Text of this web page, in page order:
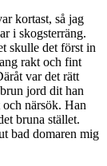
kortast, så jag
i skogsterräng.
skulle det först in
rakt och fint
var det rätt
jord dit han
närsök. Han
bruna stället.
bad domaren mig